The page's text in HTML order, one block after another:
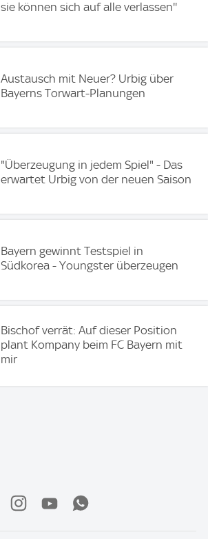
sie können sich auf alle verlassen''
Austausch mit Neuer? Urbig über
Bayerns Torwart-Planungen
"Überzeugung in jedem Spiel" - Das
erwartet Urbig von der neuen Saison
Bayern gewinnt Testspiel in
Südkorea - Youngster überzeugen
Bischof verrät: Auf dieser Position
plant Kompany beim FC Bayern mit
mir